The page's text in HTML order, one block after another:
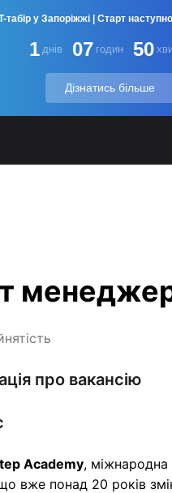
табір у Запоріжжі | Старт
1 днів 07 годин 50
Дізнатись більше
про вакансію
Academy, міжнародна
вже понад 20 років